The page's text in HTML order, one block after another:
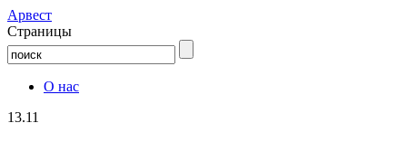
Aрвест
Страницы
О нас
13.11